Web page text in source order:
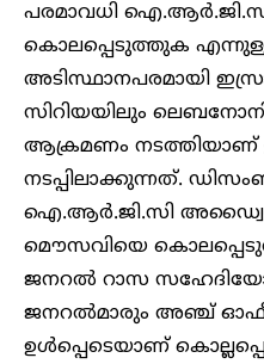
പരമാവധി
കൊലപ്പെടുത്തുക
അടിസ്ഥാനപരമായി
സിറിയയിലും
ആക്രമണം
നടപ്പിലാക്കുന്നത്.
ഐ.ആർ.ജി.സി
മൌസവിയെ
ജനറൽ റാസ
ജനറൽമാരും അഞ്ച്
ഉൾപ്പെടെയാണ്